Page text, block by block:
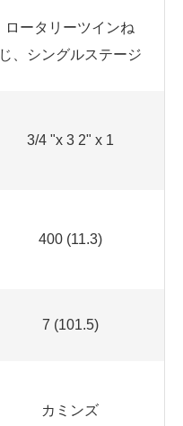
ロータリーツインね
じ、シングルステージ
3/4 "x 3 2" x 1
400 (11.3)
7 (101.5)
カミンズ